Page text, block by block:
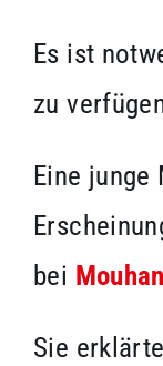
Es ist
zu
Eine
bei
Sie